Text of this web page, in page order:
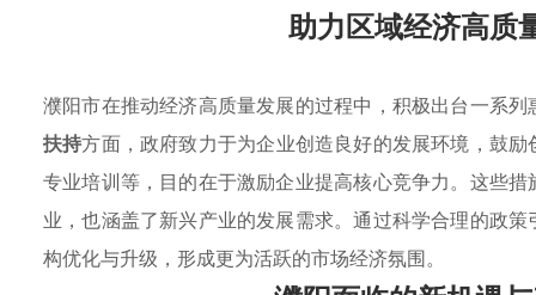
助力区域经济高质
濮阳市在推动经济高质量发展的过程中，积极出台一系
扶持方面，政府致力于为企业创造良好的发展环境，鼓
专业培训等，目的在于激励企业提高核心竞争力。这些
业，也涵盖了新兴产业的发展需求。通过科学合理的政
构优化与升级，形成更为活跃的市场经济氛围。